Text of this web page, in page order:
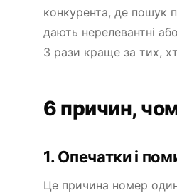
конкурента, де пошук
дають нерелевантні
3 рази краще за тих,
6 причин,
1. Опечатки і
Це причина номер